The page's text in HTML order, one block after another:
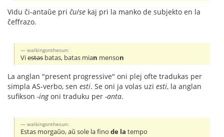
Vidu ĉi-antaŭe pri ĉu/se kaj pri la manko de subjekto en la
ĉeffrazo.
walkingonthesun:
Viestasbatas, batas mian menson
La anglan "present progressive" oni plej ofte tradukas per
simpla AS-verbo, sen esti. Se oni ja volas uzi esti, la anglan
sufikson -ingoni traduku per -anta.
walkingonthesun:
Estas morgaŭo, aŭ sole la finode la tempo